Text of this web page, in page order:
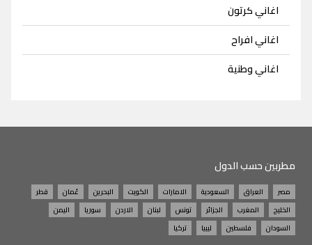
اغاني كرتون
اغاني افراح
اغاني وطنية
مطربين حسب الدول
مصر العراق السعودية الامارات الكويت البحرين عُمان
قطر
الخليج
المغرب الجزائر تونس لبنان الاردن سوريا
اليمن
السودان
فلسطين ليبيا تركيا